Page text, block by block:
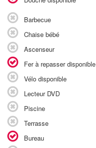
Barbecue
Chaise bébé
Ascenseur
Fer à repasser disponible
Vélo disponible
Lecteur DVD
Piscine
Terrasse
Bureau